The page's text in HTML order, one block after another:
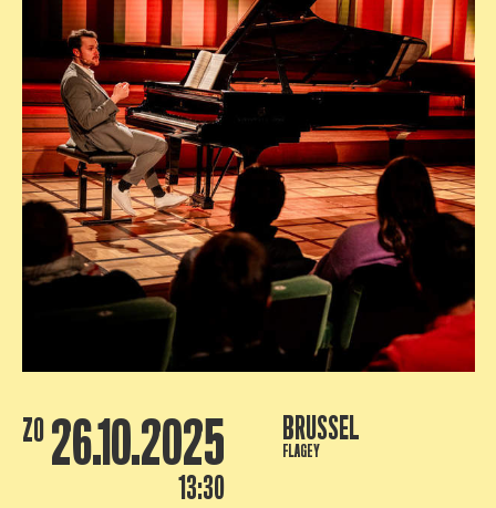
ZO 26.10.2025
13:30
BRUSSEL
FLAGEY